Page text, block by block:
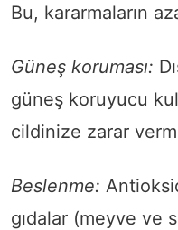
Bu, kararmaların
Güneş koruması:
güneş koruyucu
cildinize zarar
Beslenme:
gıdalar (meyve ve